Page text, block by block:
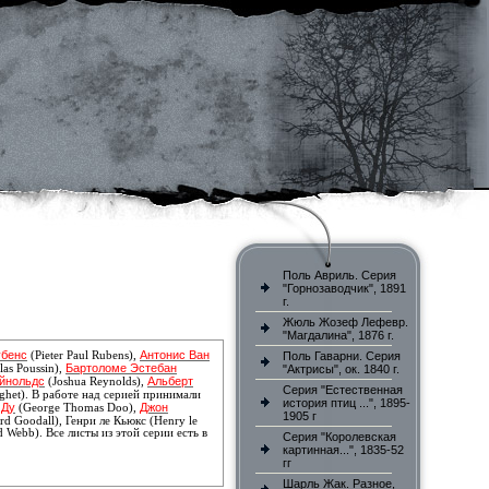
(Pieter Paul Rubens), Антонис Ван
Poussin), Бартоломе Эстебан
(Joshua Reynolds), Альберт
В работе над серией принимали
(George Thomas Doo), Джон
Goodall), Генри ле Кьюкс (Henry le
Webb) . Все листы из этой серии есть в
Поль Авриль. Серия
"Горнозаводчик", 1891
г.
Жюль Жозеф Лефевр.
"Магдалина", 1876 г.
Поль Гаварни. Серия
"Актрисы", ок. 1840 г.
Серия "Естественная
история птиц ...", 1895-
1905 г
Серия "Королевская
картинная...", 1835-52
гг
Шарль Жак. Разное,